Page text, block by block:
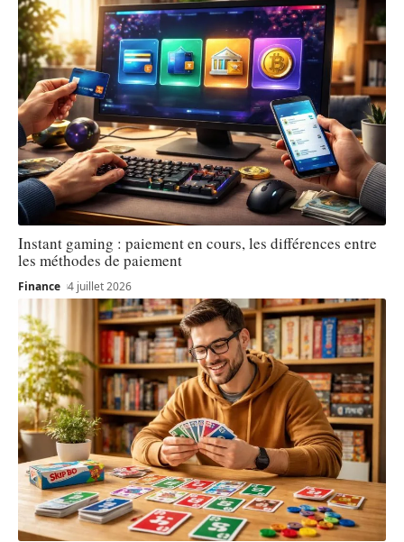
Instant gaming : paiement en cours, les différences entre
les méthodes de paiement
Finance 4 juillet 2026